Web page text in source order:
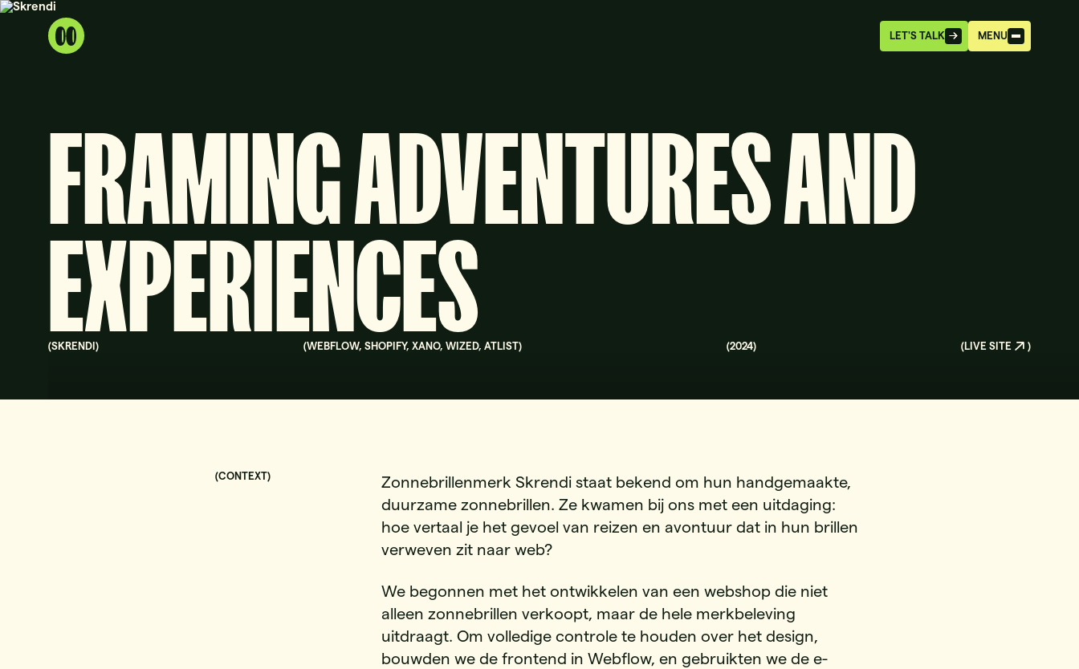
LET'S TALK MENU
FRAMING ADVENTURES AND
EXPERIENCES
(SKRENDI) (WEBFLOW, SHOPIFY, XANO, WIZED, ATLIST) (2024) (LIVE SITE )
(CONTEXT)
Zonnebrillenmerk Skrendi staat bekend om hun handgemaakte,
duurzame zonnebrillen. Ze kwamen bij ons met een uitdaging:
hoe vertaal je het gevoel van reizen en avontuur dat in hun brillen
verweven zit naar web?
We begonnen met het ontwikkelen van een webshop die niet
alleen zonnebrillen verkoopt, maar de hele merkbeleving
uitdraagt. Om volledige controle te houden over het design,
bouwden we de frontend in Webflow, en gebruikten we de e-